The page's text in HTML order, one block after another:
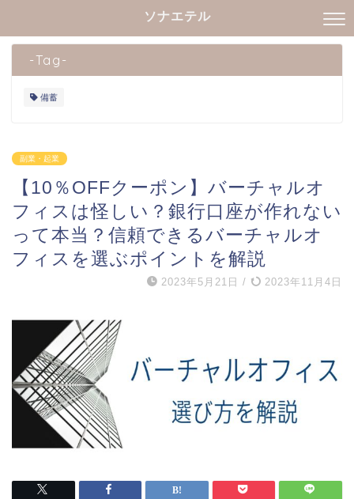
ソナエテル
-Tag-
備蓄
副業・起業
【10％OFFクーポン】バーチャルオ
フィスは怪しい？銀行口座が作れない
って本当？信頼できるバーチャルオ
フィスを選ぶポイントを解説
2023年5月21日 / 2023年11月4日